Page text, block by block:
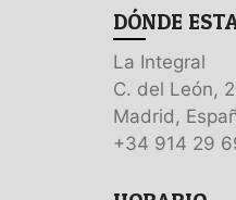
DÓNDE
La Integral
C. del León,
Madrid,
+34 914 29